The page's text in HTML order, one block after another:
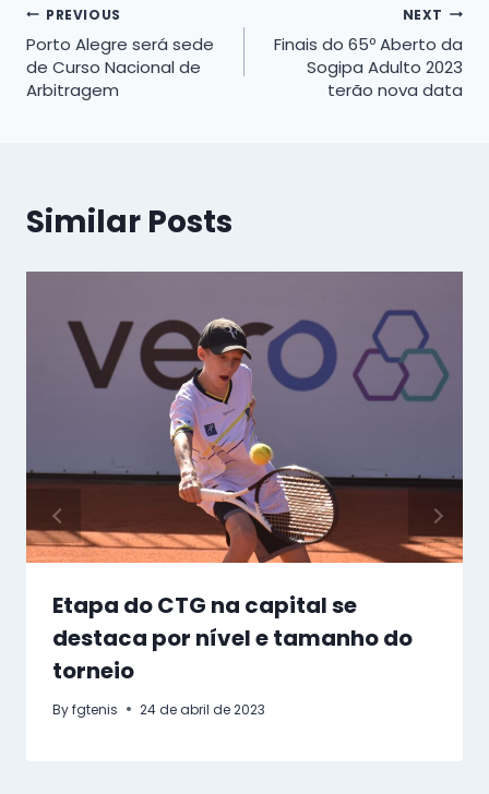
Navegação
de
Post
PREVIOUS
Porto Alegre será sede
de Curso Nacional de
Arbitragem
NEXT
Finais do 65º Aberto da
Sogipa Adulto 2023
terão nova data
Similar Posts
Etapa do CTG na capital se
destaca por nível e tamanho do
torneio
Byfgtenis 24 de abril de 2023